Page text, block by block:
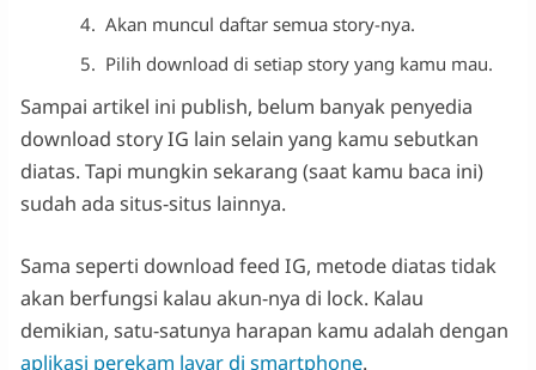
Akan muncul daftar semua story-nya.
Pilih download di setiap story yang kamu mau.
Sampai artikel ini publish, belum banyak penyedia
download story IG lain selain yang kamu sebutkan
diatas. Tapi mungkin sekarang (saat kamu baca ini)
sudah ada situs-situs lainnya.
Sama seperti download feed IG, metode diatas tidak
akan berfungsi kalau akun-nya di lock. Kalau
demikian, satu-satunya harapan kamu adalah dengan
aplikasi perekam layar di smartphone.